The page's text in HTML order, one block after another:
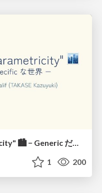
Welcome to the "Parametricity" 🏙️ − Generic だけど Specific な世界 −
1 200